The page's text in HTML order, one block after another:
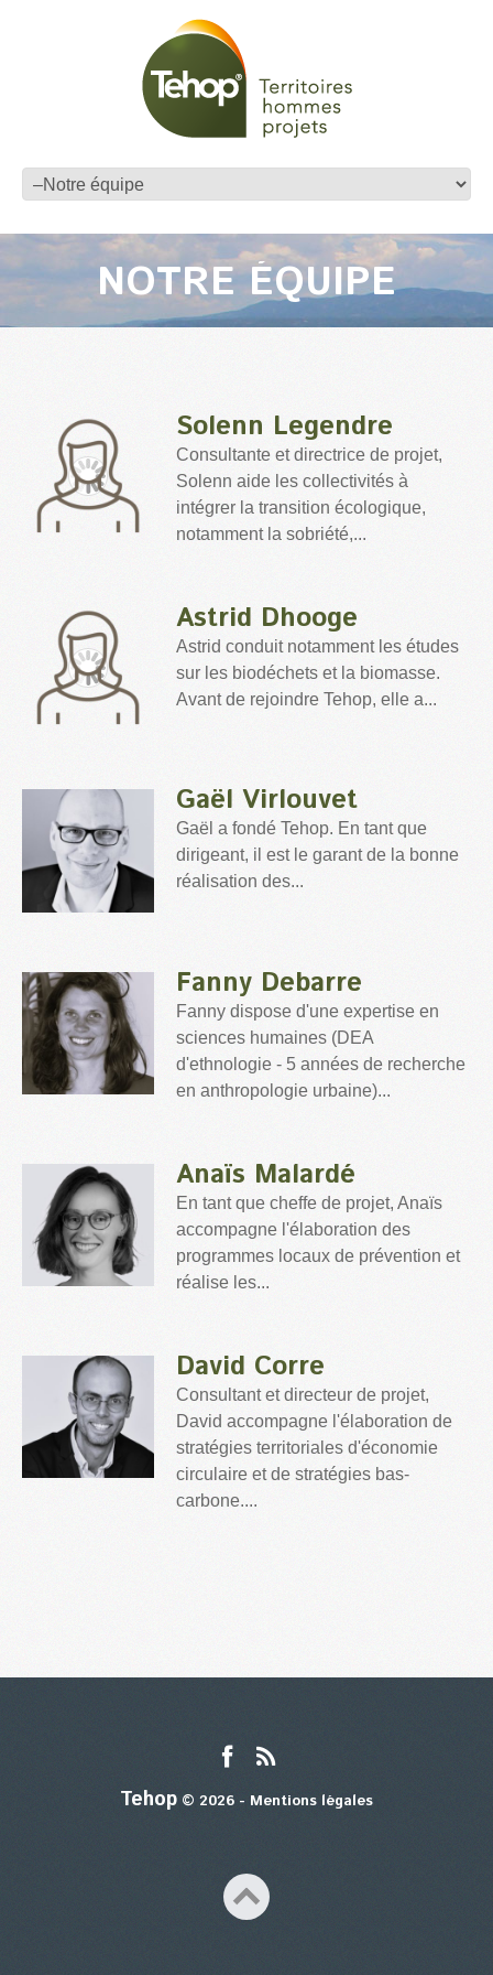
NOTRE ÉQUIPE
Solenn Legendre
Consultante et directrice de projet,
Solenn aide les collectivités à
intégrer la transition écologique,
notamment la sobriété,...
Astrid Dhooge
Astrid conduit notamment les études
sur les biodéchets et la biomasse.
Avant de rejoindre Tehop, elle a...
Gaël Virlouvet
Gaël a fondé Tehop. En tant que
dirigeant, il est le garant de la bonne
réalisation des...
Fanny Debarre
Fanny dispose d'une expertise en
sciences humaines (DEA
d'ethnologie - 5 années de recherche
en anthropologie urbaine)...
Anaïs Malardé
En tant que cheffe de projet, Anaïs
accompagne l'élaboration des
programmes locaux de prévention et
réalise les...
David Corre
Consultant et directeur de projet,
David accompagne l'élaboration de
stratégies territoriales d'économie
circulaire et de stratégies bas-
carbone....
Tehop © 2026 - Mentions légales